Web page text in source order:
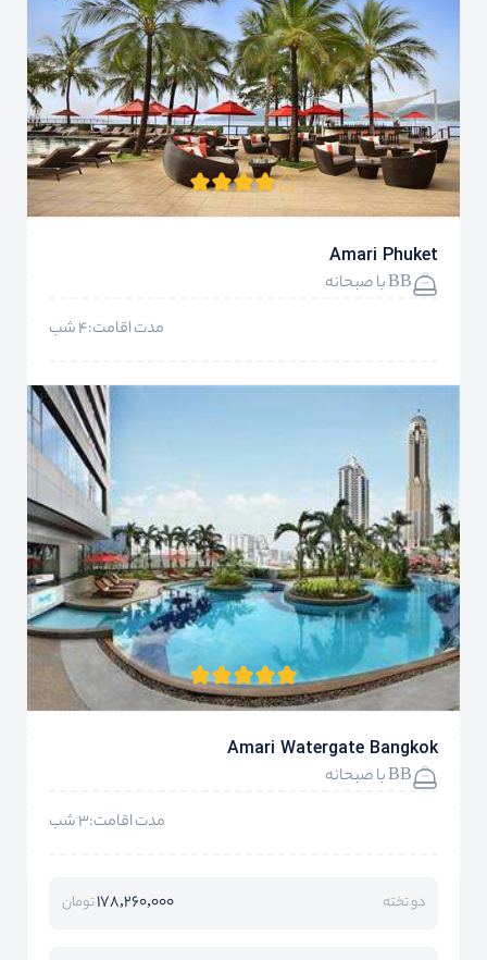
Amari Phuket
BB با صبحانه
مدت اقامت:4 شب
Amari Watergate Bangkok
BB با صبحانه
مدت اقامت:3 شب
دو تخته 178,260,000تومان